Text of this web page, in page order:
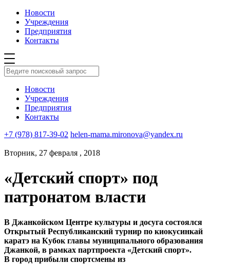
Новости
Учреждения
Предприятия
Контакты
Новости
Учреждения
Предприятия
Контакты
+7 (978) 817-39-02 helen-mama.mironova@yandex.ru
Вторник, 27 февраля , 2018
«Детский спорт» под
патронатом власти
В Джанкойском Центре культуры и досуга состоялся
Открытый Республиканский турнир по киокусинкай
каратэ на Кубок главы муниципального образования
Джанкой, в рамках партпроекта «Детский спорт».
В город прибыли спортсмены из